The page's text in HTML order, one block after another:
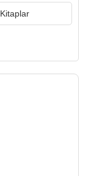
Kitaplar